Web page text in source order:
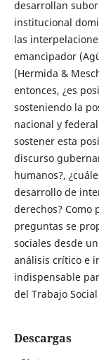
desarrollan
institucional
las
emancipador
(Hermida &
entonces, ¿es
sosteniendo la
nacional y
sostener esta
discurso
humanos?,
desarrollo de
derechos? Como
preguntas se
sociales desde
análisis crítico e
indispensable
del Trabajo
Descargas